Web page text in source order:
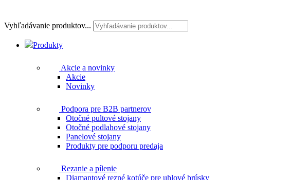
Vyhľadávanie produktov...
Produkty
Akcie a novinky
Akcie
Novinky
Podpora pre B2B partnerov
Otočné pultové stojany
Otočné podlahové stojany
Panelové stojany
Produkty pre podporu predaja
Rezanie a pílenie
Diamantové rezné kotúče pre uhlové brúsky